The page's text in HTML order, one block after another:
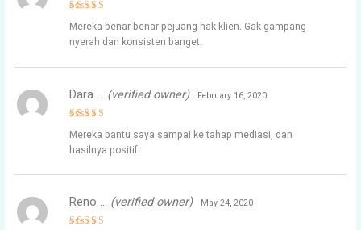
Rated
4
out of 5
Mereka benar-benar pejuang hak klien. Gak gampang
nyerah dan konsisten banget.
out of 5
Dara … (verified owner) February 16, 2020
Mereka bantu saya sampai ke tahap mediasi, dan
hasilnya positif.
Reno … (verified owner) May 24, 2020